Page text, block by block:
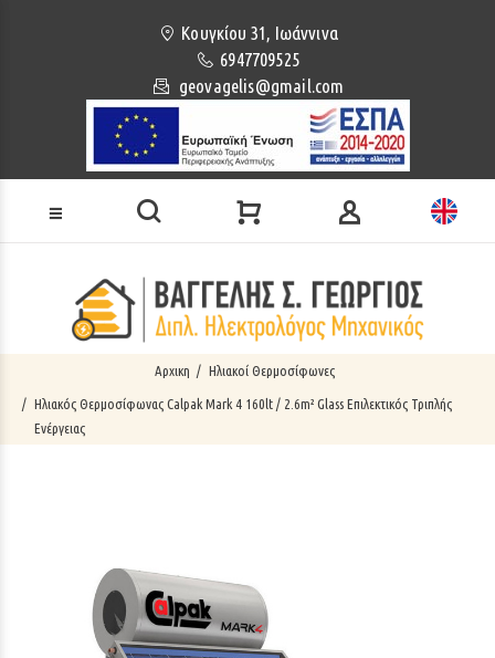
Κουγκίου 31, Ιωάννινα
6947709525
geovagelis@gmail.com
Αρχικη Ηλιακοί Θερμοσίφωνες
Ηλιακός Θερμοσίφωνας Calpak Mark 4 160lt / 2.6m² Glass Επιλεκτικός Τριπλής
Ενέργειας